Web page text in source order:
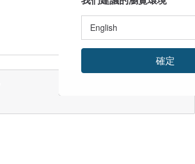
確定